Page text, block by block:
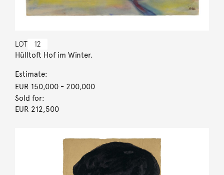
LOT 12
Hülltoft Hof im Winter.
Estimate:
EUR 150,000- 200,000
Sold for:
EUR 212,500